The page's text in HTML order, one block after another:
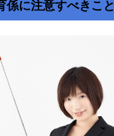
係に注意すべきこと